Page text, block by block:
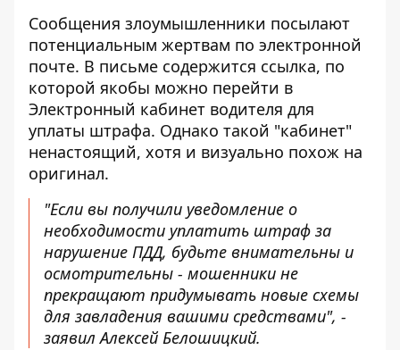
Сообщения злоумышленники посылают
потенциальным жертвам по электронной
почте. В письме содержится ссылка, по
которой якобы можно перейти в
Электронный кабинет водителя для
уплаты штрафа. Однако такой "кабинет"
ненастоящий, хотя и визуально похож на
оригинал.
"Если вы получили уведомление о
необходимости уплатить штраф за
нарушение ПДД, будьте внимательны и
осмотрительны - мошенники не
прекращают придумывать новые схемы
для завладения вашими средствами", -
заявил Алексей Белошицкий.